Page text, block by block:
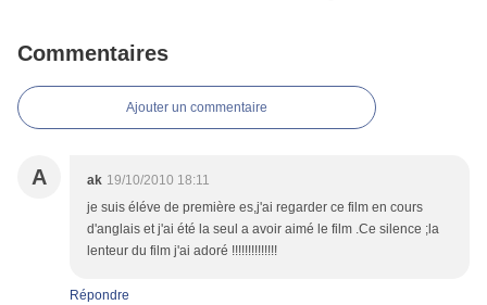
Commentaires
Ajouter un commentaire
A ak 19/10/2010 18:11
je suis éléve de première es,j'ai regarder ce film en cours
d'anglais et j'ai été la seul a avoir aimé le film .Ce silence ;la
lenteur du film j'ai adoré !!!!!!!!!!!!!!
Répondre